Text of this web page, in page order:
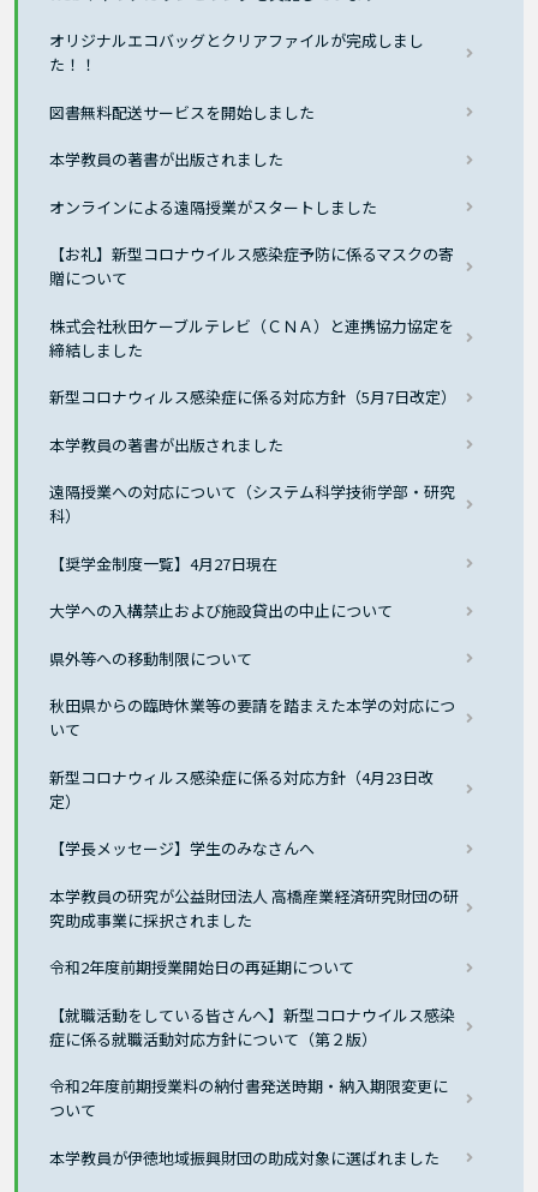
オリジナルエコバッグとクリアファイルが完成しまし
た！！
図書無料配送サービスを開始しました
本学教員の著書が出版されました
オンラインによる遠隔授業がスタートしました
【お礼】新型コロナウイルス感染症予防に係るマスクの寄
贈について
株式会社秋田ケーブルテレビ（ＣＮＡ）と連携協力協定を
締結しました
新型コロナウィルス感染症に係る対応方針（5月7日改定）
本学教員の著書が出版されました
遠隔授業への対応について（システム科学技術学部・研究
科）
【奨学金制度一覧】4月27日現在
大学への入構禁止および施設貸出の中止について
県外等への移動制限について
秋田県からの臨時休業等の要請を踏まえた本学の対応につ
いて
新型コロナウィルス感染症に係る対応方針（4月23日改
定）
【学長メッセージ】学生のみなさんへ
本学教員の研究が公益財団法人 高橋産業経済研究財団の研
究助成事業に採択されました
令和2年度前期授業開始日の再延期について
【就職活動をしている皆さんへ】新型コロナウイルス感染
症に係る就職活動対応方針について（第２版）
令和2年度前期授業料の納付書発送時期・納入期限変更に
ついて
本学教員が伊徳地域振興財団の助成対象に選ばれました